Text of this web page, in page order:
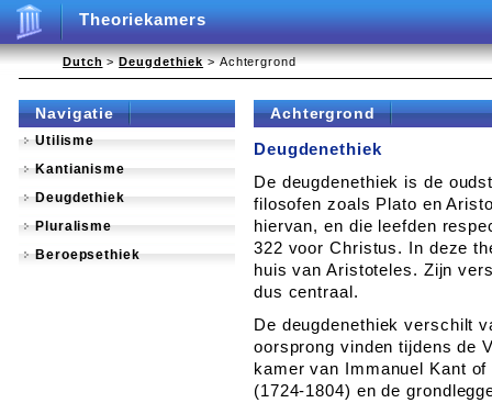
Theoriekamers
Dutch>Deugdethiek> Achtergrond
Navigatie
Utilisme
Kantianisme
Deugdethiek
Pluralisme
Beroepsethiek
Achtergrond
Deugdenethiek
De deugdenethiek is de
filosofen zoals Plato en
hiervan, en die leefden
322 voor Christus. In deze
huis van Aristoteles. Zijn
dus centraal.
De deugdenethiek verschilt
oorsprong vinden tijdens de
kamer van Immanuel Kant
(1724-1804) en de